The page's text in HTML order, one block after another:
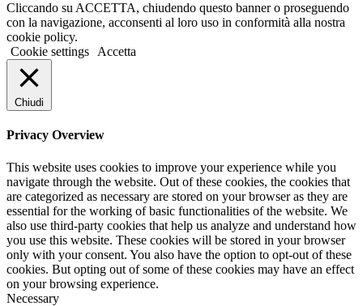
Cliccando su ACCETTA, chiudendo questo banner o proseguendo
con la navigazione, acconsenti al loro uso in conformità alla nostra
cookie policy.
Cookie settings
Accetta
Chiudi
Privacy Overview
This website uses cookies to improve your experience while you
navigate through the website. Out of these cookies, the cookies that
are categorized as necessary are stored on your browser as they are
essential for the working of basic functionalities of the website. We
also use third-party cookies that help us analyze and understand how
you use this website. These cookies will be stored in your browser
only with your consent. You also have the option to opt-out of these
cookies. But opting out of some of these cookies may have an effect
on your browsing experience.
Necessary